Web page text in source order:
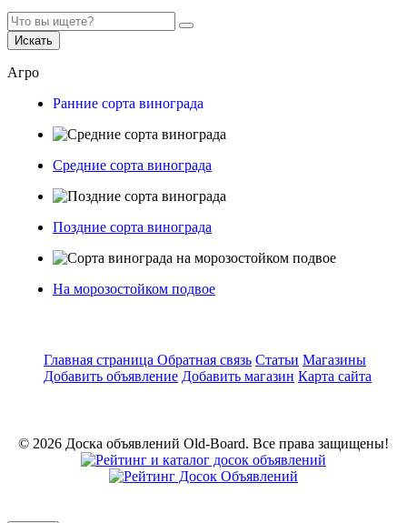
Искать
Агро
Ранние сорта винограда
Средние сорта винограда
Поздние сорта винограда
На морозостойком подвое
Главная страница Обратная связь Статьи Магазины
Добавить объявление Добавить магазин Карта сайта
© 2026 Доска объявлений Old-Board. Все права защищены!